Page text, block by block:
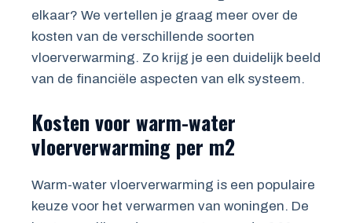
elkaar? We vertellen je graag meer over de
kosten van de verschillende soorten
vloerverwarming. Zo krijg je een duidelijk beeld
van de financiële aspecten van elk systeem.
Kosten voor warm-water
vloerverwarming per m2
Warm-water vloerverwarming is een populaire
keuze voor het verwarmen van woningen. De